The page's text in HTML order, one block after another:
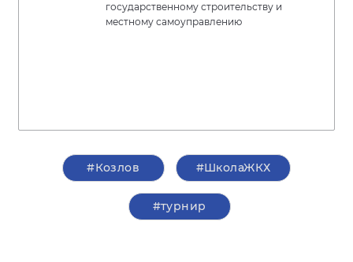
государственному строительству и
местному самоуправлению
#Козлов #ШколаЖКХ
#турнир